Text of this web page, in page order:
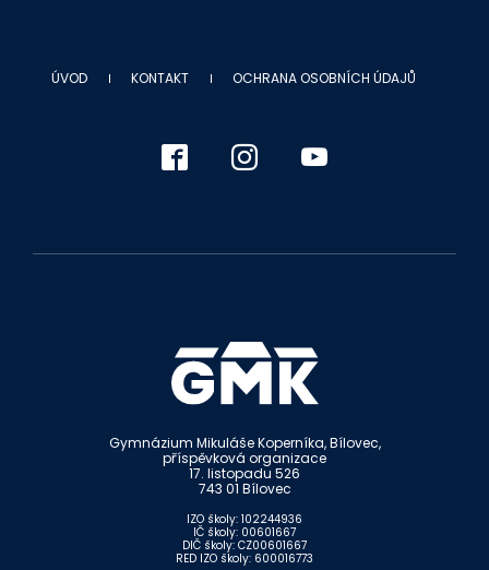
ÚVOD KONTAKT OCHRANA OSOBNÍCH ÚDAJŮ
Gymnázium Mikuláše Koperníka, Bílovec,
příspěvková organizace
17. listopadu 526
743 01 Bílovec
IZO školy: 102244936
IČ školy: 00601667
DIČ školy: CZ00601667
RED IZO školy: 600016773